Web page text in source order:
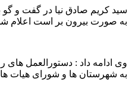
سید کریم صادق نیا در گفت و گو
به صورت بیرون بر است اعلام
وی ادامه داد : دستورالعمل
به شهرستان ها و شورای هیات